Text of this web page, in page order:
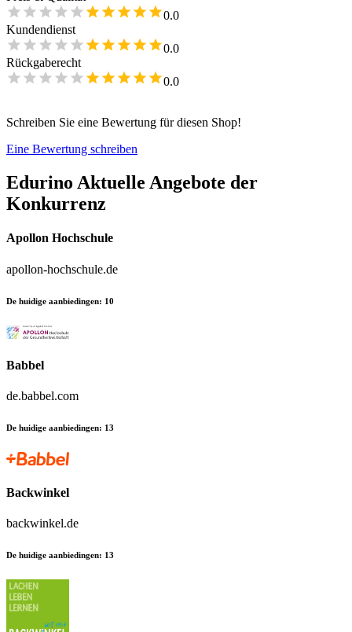
0.0
Kundendienst
0.0
Rückgaberecht
0.0
Schreiben Sie eine Bewertung für diesen Shop!
Eine Bewertung schreiben
Edurino Aktuelle Angebote der
Konkurrenz
Apollon Hochschule
apollon-hochschule.de
De huidige aanbiedingen: 10
Babbel
de.babbel.com
De huidige aanbiedingen: 13
Backwinkel
backwinkel.de
De huidige aanbiedingen: 13